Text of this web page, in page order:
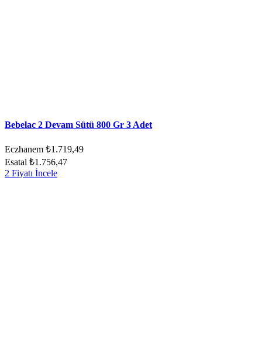
Bebelac 2 Devam Sütü 800 Gr 3 Adet
Eczhanem ₺1.719,49
Esatal ₺1.756,47
2 Fiyatı İncele